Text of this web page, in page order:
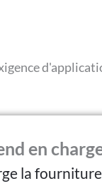
en
la